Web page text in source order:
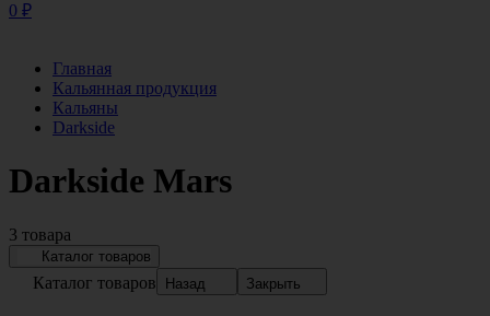
0 ₽
Главная
Кальянная продукция
Кальяны
Darkside
Darkside Mars
3 товара
Каталог товаров
Каталог товаров Назад Закрыть